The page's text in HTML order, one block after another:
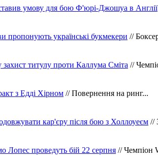
умову для бою Ф'юрі-Джошуа в Англії
пропонують українські букмекери //
титулу проти Каллума Сміта //
з Едді Хірном // Повернення на ринг...
кар'єру після бою з Холлоуеєм //
Лопес проведуть бій 22 серпня // Чемпіон